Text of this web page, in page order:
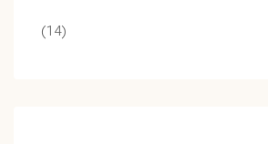
(14)